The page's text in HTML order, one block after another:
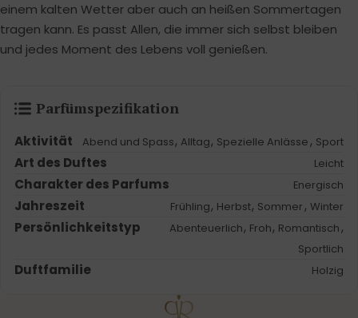
einem kalten Wetter aber auch an heißen Sommertagen
tragen kann. Es passt Allen, die immer sich selbst bleiben
und jedes Moment des Lebens voll genießen.
Parfümspezifikation
Aktivität Abend und Spass, Alltag, Spezielle Anlässe , Sport
Art des Duftes Leicht
Charakter des Parfums Energisch
Jahreszeit Frühling, Herbst, Sommer , Winter
Persönlichkeitstyp Abenteuerlich, Froh, Romantisch ,
Sportlich
Duftfamilie Holzig